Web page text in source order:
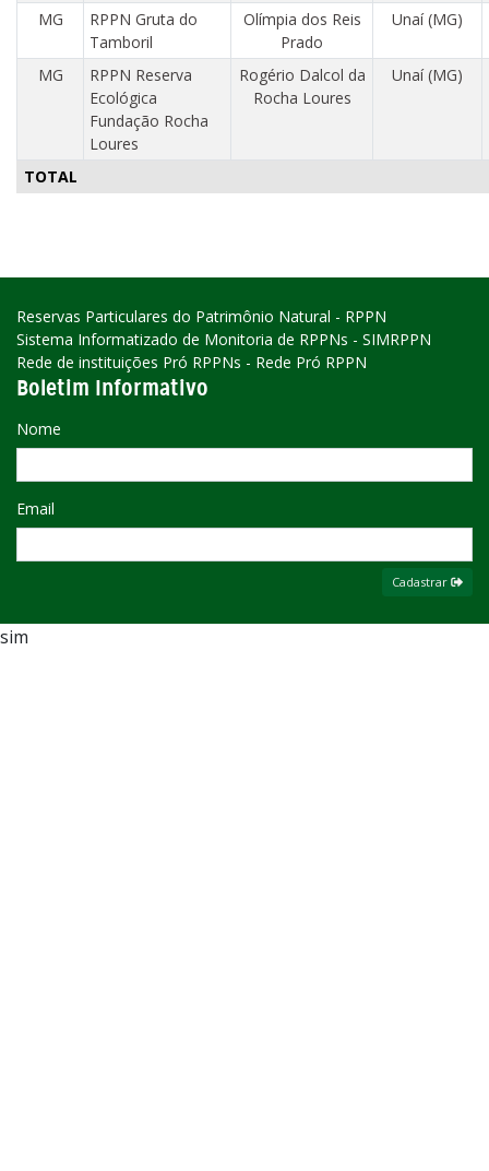
MG
RPPN Gruta do
Tamboril
Olímpia dos Reis
Prado
Unaí (MG)
MG
RPPN Reserva
Ecológica
Fundação Rocha
Loures
Rogério Dalcol da
Rocha Loures
Unaí (MG)
TOTAL
Reservas Particulares do Patrimônio Natural - RPPN
Sistema Informatizado de Monitoria de RPPNs - SIMRPPN
Rede de instituições Pró RPPNs - Rede Pró RPPN
Boletim Informativo
Nome
Email
Cadastrar
sim